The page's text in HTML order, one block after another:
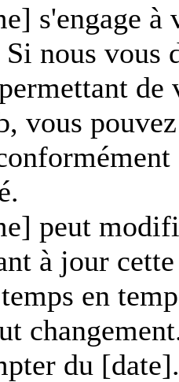
s'engage
nous vous
vous
peut
à jour
en
du [date].